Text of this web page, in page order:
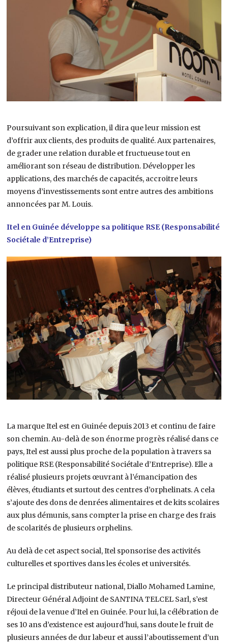
Poursuivant son explication, il dira que leur mission est
d’offrir aux clients, des produits de qualité. Aux partenaires,
de grader une relation durable et fructueuse tout en
améliorant son réseau de distribution. Développer les
applications, des marchés de capacités, accroitre leurs
moyens d’investissements sont entre autres des ambitions
annoncées par M. Louis.
Itel en Guinée développe sa politique RSE (Responsabilité
Sociétale d’Entreprise)
La marque Itel est en Guinée depuis 2013 et continu de faire
son chemin. Au-delà de son énorme progrès réalisé dans ce
pays, Itel est aussi plus proche de la population à travers sa
politique RSE (Responsabilité Sociétale d’Entreprise). Elle a
réalisé plusieurs projets œuvrant à l’émancipation des
élèves, étudiants et surtout des centres d’orphelinats. A cela
s’ajoute des dons de denrées alimentaires et de kits scolaires
aux plus démunis, sans compter la prise en charge des frais
de scolarités de plusieurs orphelins.
Au delà de cet aspect social, Itel sponsorise des activités
culturelles et sportives dans les écoles et universités.
Le principal distributeur national, Diallo Mohamed Lamine,
Directeur Général Adjoint de SANTINA TELCEL Sarl, s’est
réjoui de la venue d’Itel en Guinée. Pour lui, la célébration de
ses 10 ans d’existence est aujourd’hui, sans doute le fruit de
plusieurs années de dur labeur et aussi l’aboutissement d’un